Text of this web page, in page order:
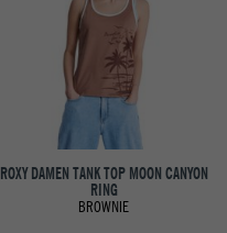
ROXY DAMEN TANK TOP MOON CANYON
RING
BROWNIE